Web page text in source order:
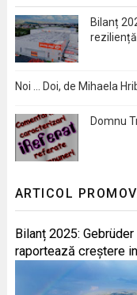
Bilanț
Noi … Doi, de Mihaela
Domnu
ARTICOL
Bilanț 2025:
raportează creștere